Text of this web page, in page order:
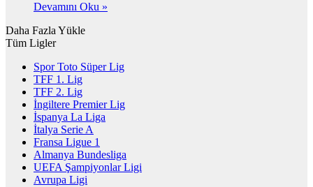
Devamını Oku »
Daha Fazla Yükle
Tüm Ligler
Spor Toto Süper Lig
TFF 1. Lig
TFF 2. Lig
İngiltere Premier Lig
İspanya La Liga
İtalya Serie A
Fransa Ligue 1
Almanya Bundesliga
UEFA Şampiyonlar Ligi
Avrupa Ligi